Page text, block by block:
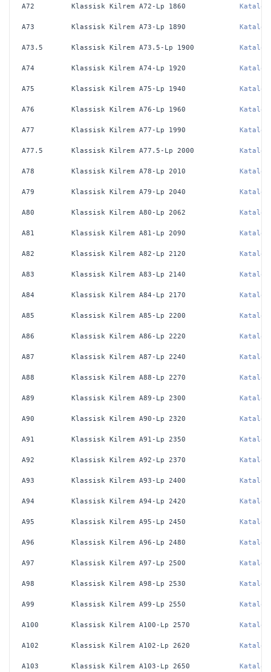
A72 Klassisk Kilrem A72-Lp 1860 Katalog
A73 Klassisk Kilrem A73-Lp 1890 Katalog
A73.5 Klassisk Kilrem A73.5-Lp 1900 Katalog
A74 Klassisk Kilrem A74-Lp 1920 Katalog
A75 Klassisk Kilrem A75-Lp 1940 Katalog
A76 Klassisk Kilrem A76-Lp 1960 Katalog
A77 Klassisk Kilrem A77-Lp 1990 Katalog
A77.5 Klassisk Kilrem A77.5-Lp 2000 Katalog
A78 Klassisk Kilrem A78-Lp 2010 Katalog
A79 Klassisk Kilrem A79-Lp 2040 Katalog
A80 Klassisk Kilrem A80-Lp 2062 Katalog
A81 Klassisk Kilrem A81-Lp 2090 Katalog
A82 Klassisk Kilrem A82-Lp 2120 Katalog
A83 Klassisk Kilrem A83-Lp 2140 Katalog
A84 Klassisk Kilrem A84-Lp 2170 Katalog
A85 Klassisk Kilrem A85-Lp 2200 Katalog
A86 Klassisk Kilrem A86-Lp 2220 Katalog
A87 Klassisk Kilrem A87-Lp 2240 Katalog
A88 Klassisk Kilrem A88-Lp 2270 Katalog
A89 Klassisk Kilrem A89-Lp 2300 Katalog
A90 Klassisk Kilrem A90-Lp 2320 Katalog
A91 Klassisk Kilrem A91-Lp 2350 Katalog
A92 Klassisk Kilrem A92-Lp 2370 Katalog
A93 Klassisk Kilrem A93-Lp 2400 Katalog
A94 Klassisk Kilrem A94-Lp 2420 Katalog
A95 Klassisk Kilrem A95-Lp 2450 Katalog
A96 Klassisk Kilrem A96-Lp 2480 Katalog
A97 Klassisk Kilrem A97-Lp 2500 Katalog
A98 Klassisk Kilrem A98-Lp 2530 Katalog
A99 Klassisk Kilrem A99-Lp 2550 Katalog
A100 Klassisk Kilrem A100-Lp 2570 Katalog
A102 Klassisk Kilrem A102-Lp 2620 Katalog
A103 Klassisk Kilrem A103-Lp 2650 Katalog